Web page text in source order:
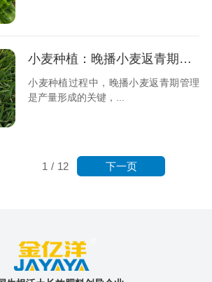
小麦种植：晚播小麦返青期管理要点
小麦种植过程中，晚播小麦返青期管理
是产量形成的关键，...
1 / 12 下一页